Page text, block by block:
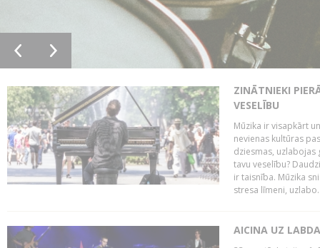
ZINĀTNIEKI
VESELĪBU
Mūzika ir visapkārt
nevienas kultūras
dziesmas, uzlabojas
tavu veselību?
ir taisnība. Mūzika
stresa līmeni,
AICINA UZ